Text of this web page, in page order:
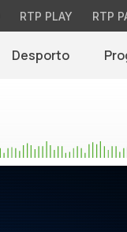
RTP PLAY RTP
Desporto